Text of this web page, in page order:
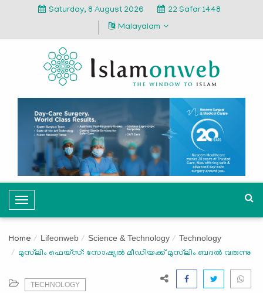
Saturday, 8 August 2026
22 Safar 1448
Malayalam
T
o
g
l
Home Lifeonweb Science & Technology Technology
മുസ്‍ലിം ഫെയ്സ്: സോഷ്യല്‍ മീഡിയക്ക് മുസ്‍ലിം ബദല്‍ വരുന്നു
TECHNOLOGY